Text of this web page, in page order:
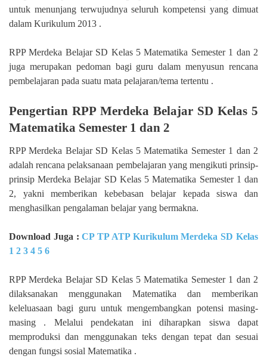
untuk menunjang terwujudnya seluruh kompetensi yang dimuat
dalam Kurikulum 2013 .
RPP Merdeka Belajar SD Kelas 5 Matematika Semester 1 dan 2
juga merupakan pedoman bagi guru dalam menyusun rencana
pembelajaran pada suatu mata pelajaran/tema tertentu .
Pengertian RPP Merdeka Belajar SD Kelas 5
Matematika Semester 1 dan 2
RPP Merdeka Belajar SD Kelas 5 Matematika Semester 1 dan 2
adalah rencana pelaksanaan pembelajaran yang mengikuti prinsip-
prinsip Merdeka Belajar SD Kelas 5 Matematika Semester 1 dan
2, yakni memberikan kebebasan belajar kepada siswa dan
menghasilkan pengalaman belajar yang bermakna.
Download Juga :CP TP ATP Kurikulum Merdeka SD Kelas
1 2 3 4 5 6
RPP Merdeka Belajar SD Kelas 5 Matematika Semester 1 dan 2
dilaksanakan menggunakan Matematika dan memberikan
keleluasaan bagi guru untuk mengembangkan potensi masing-
masing . Melalui pendekatan ini diharapkan siswa dapat
memproduksi dan menggunakan teks dengan tepat dan sesuai
dengan fungsi sosial Matematika .